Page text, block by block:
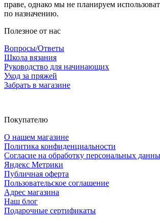
праве, однако мы не планируем
по назначению.
Полезное от нас
Вопросы/Ответы
Школа вязания
Руководство для начинающих
Уход за пряжей
Забрать в магазине
Покупателю
О нашем магазине
Политика конфиденциальности
Согласие на обработку персональных
Яндекс Метрики
Публичная оферта
Пользовательское соглашение
Адрес магазина
Наш блог
Подарочные сертификаты